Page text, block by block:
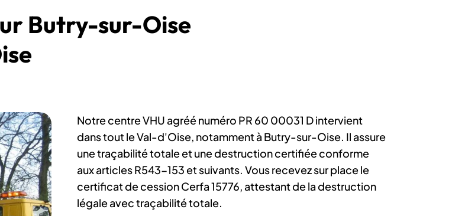
Butry-sur-Oise
Notre centre VHU agréé numéro PR 60 00031 D intervient
dans tout le Val-d'Oise, notamment à Butry-sur-Oise. Il assure
une traçabilité totale et une destruction certifiée conforme
aux articles R543-153 et suivants. Vous recevez sur place le
certificat de cession Cerfa 15776, attestant de la destruction
légale avec traçabilité totale.